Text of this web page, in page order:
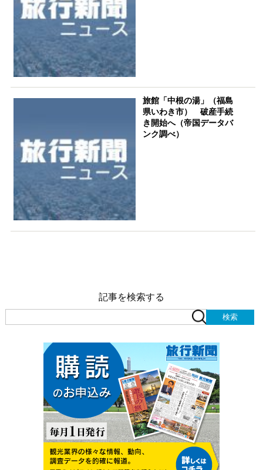
旅館「中根の湯」（福島
県いわき市） 破産手続
き開始へ（帝国データバ
ンク調べ）
記事を検索する